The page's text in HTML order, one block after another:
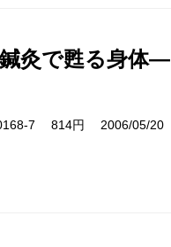
灸で甦る身体―
7 814円 2006/05/20